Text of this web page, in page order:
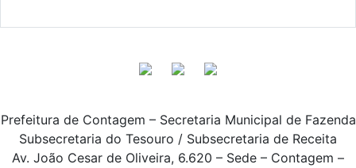
Prefeitura de Contagem – Secretaria Municipal de Fazenda
Subsecretaria do Tesouro / Subsecretaria de Receita
Av. João Cesar de Oliveira, 6.620 – Sede – Contagem –